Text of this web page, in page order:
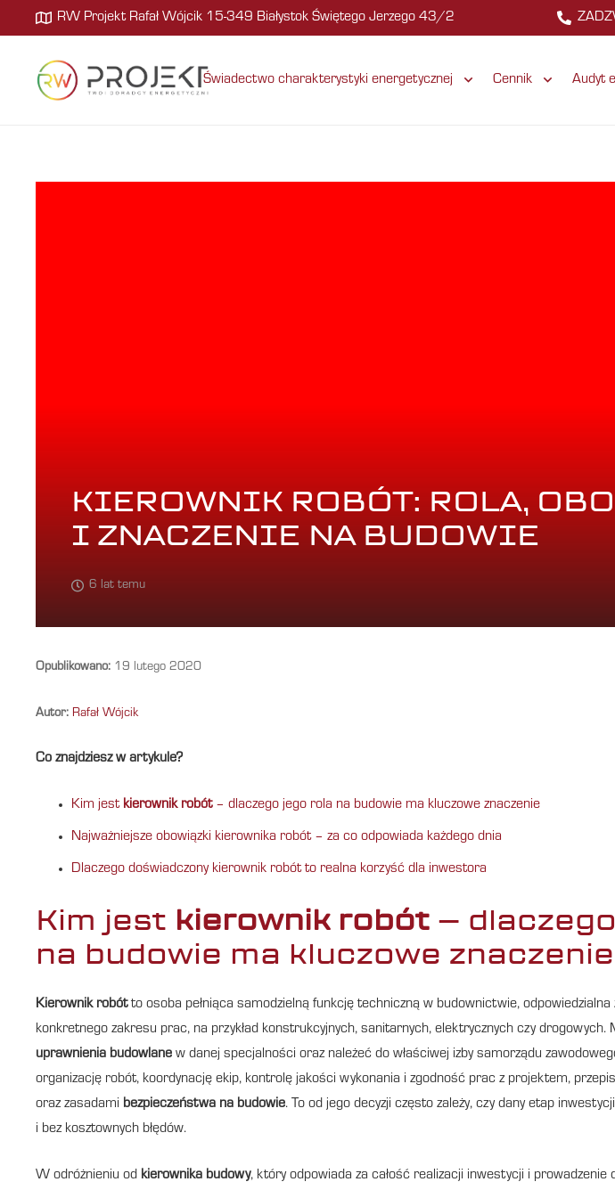
RW Projekt Rafał Wójcik 15-349 Białystok Świętego Jerzego 43/2
Świadectwo charakterystyki energetycznej Cennik Audyt
KIEROWNIK ROBÓT: ROLA,
I ZNACZENIE NA BUDOWIE
6 lat temu
Opublikowano: 19 lutego 2020
Autor: Rafał Wójcik
Co znajdziesz w artykule?
Kim jest kierownik robót– dlaczego jego rola na budowie ma kluczowe znaczenie
Najważniejsze obowiązki kierownika robót – za co odpowiada każdego dnia
Dlaczego doświadczony kierownik robót to realna korzyść dla inwestora
Kim jest kierownik robót –
na budowie ma kluczowe znaczenie
Kierownik robótto osoba pełniąca samodzielną funkcję techniczną w budownictwie,
konkretnego zakresu prac, na przykład konstrukcyjnych, sanitarnych, elektrycznych czy drogowych.
uprawnienia budowlane w danej specjalności oraz należeć do właściwej izby samorządu
organizację robót, koordynację ekip, kontrolę jakości wykonania i zgodność prac z projektem,
oraz zasadami bezpieczeństwa na budowie. To od jego decyzji często zależy, czy dany etap
i bez kosztownych błędów.
W odróżnieniu od kierownika budowy, który odpowiada za całość realizacji inwestycji i prowadzenie